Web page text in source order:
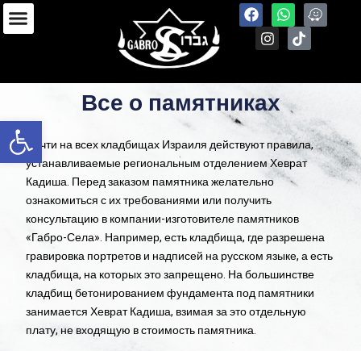
Open toolbar
Все о памятниках
Почти на всех кладбищах Израиля действуют правила,
устанавливаемые региональным отделением Хеврат
Кадиша. Перед заказом памятника желательно
ознакомиться с их требованиями или получить
консультацию в компании-изготовителе памятников
«Габро-Села». Например, есть кладбища, где разрешена
гравировка портретов и надписей на русском языке, а есть
кладбища, на которых это запрещено. На большинстве
кладбищ бетонированием фундамента под памятники
занимается Хеврат Кадиша, взимая за это отдельную
плату, не входящую в стоимость памятника.